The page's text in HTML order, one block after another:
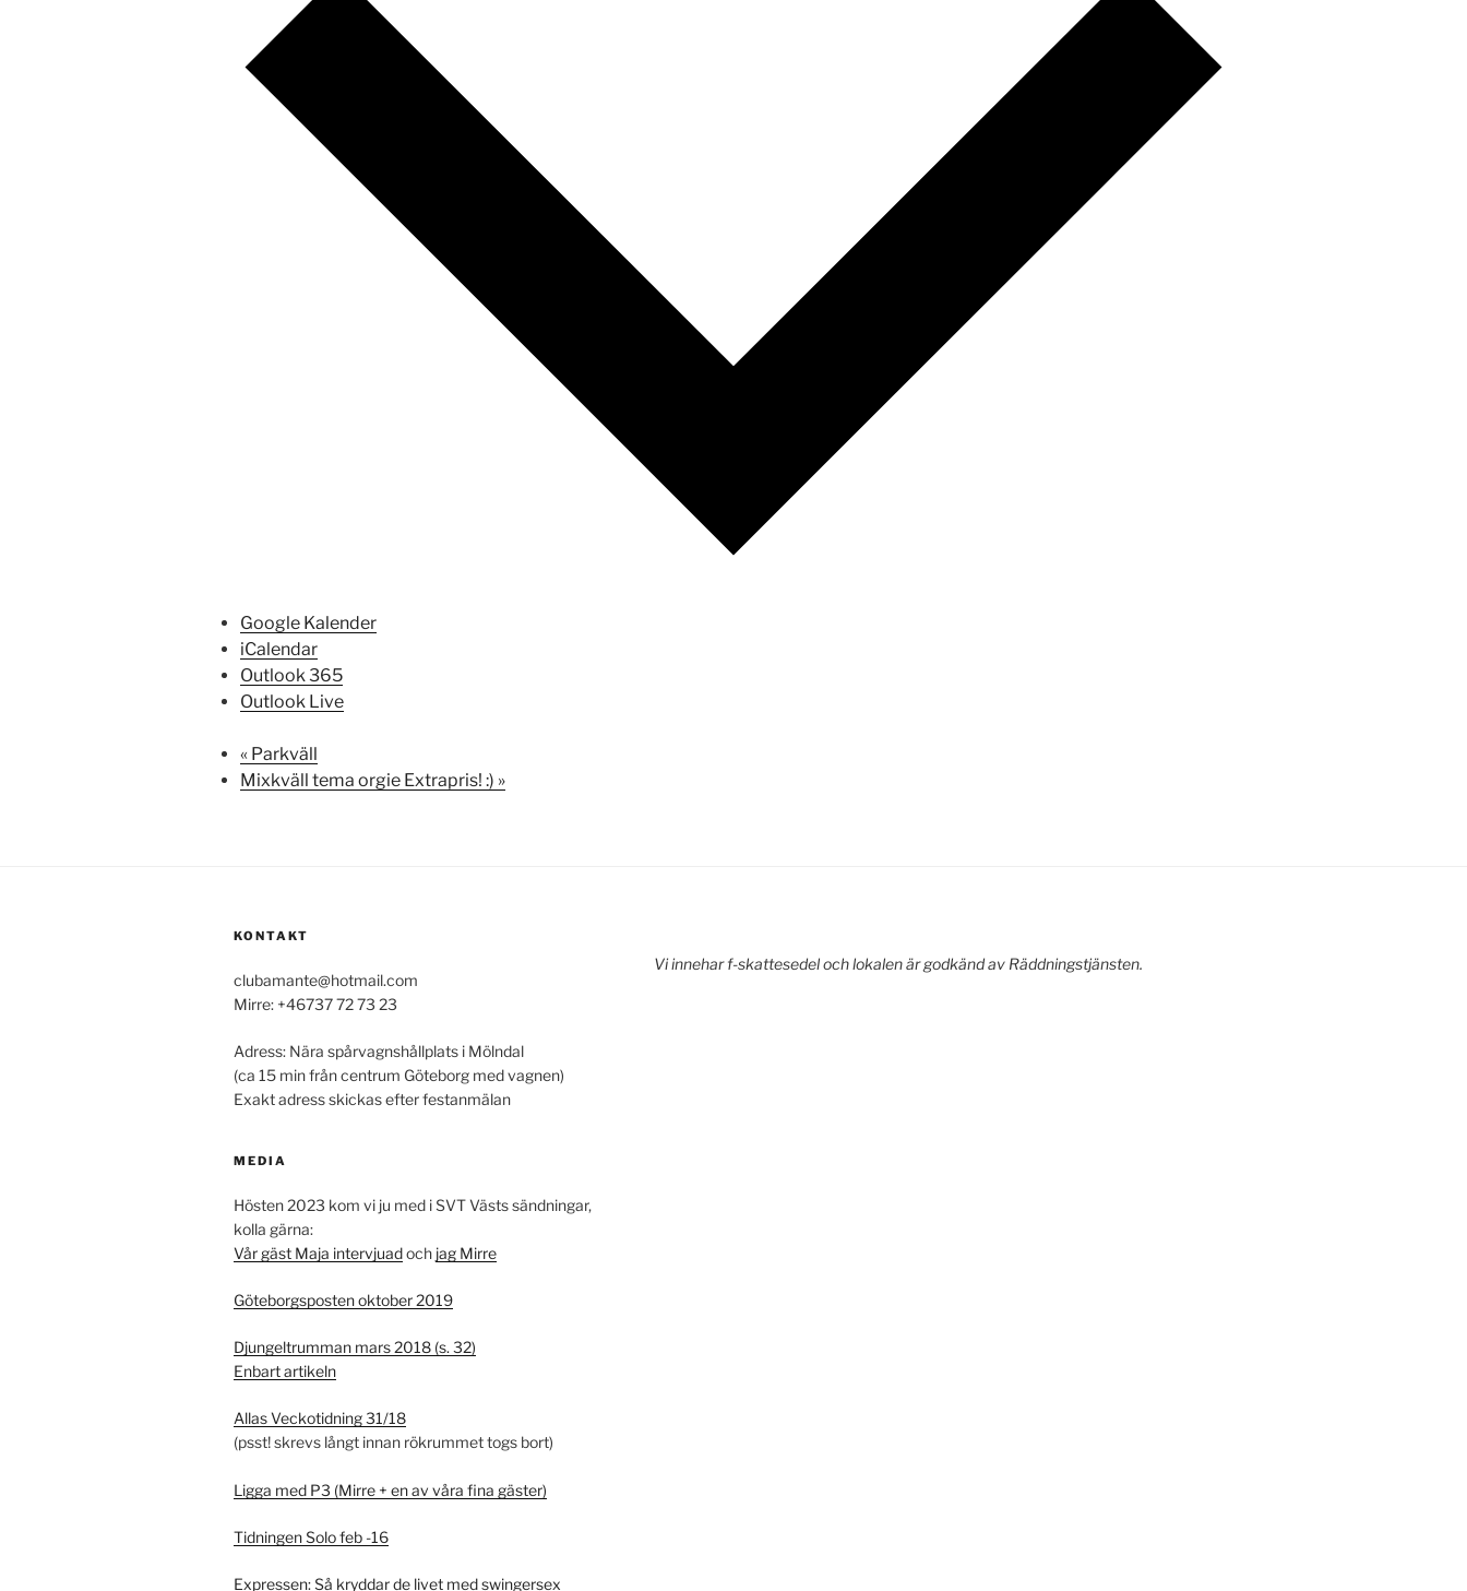
Google Kalender
iCalendar
Outlook 365
Outlook Live
« Parkväll
Mixkväll tema orgie Extrapris! :) »
KONTAKT
clubamante@hotmail.com
Mirre: +46737 72 73 23
Adress: Nära spårvagnshållplats i Mölndal
(ca 15 min från centrum Göteborg med vagnen)
Exakt adress skickas efter festanmälan
MEDIA
Hösten 2023 kom vi ju med i SVT Västs sändningar,
kolla gärna:
Vår gäst Maja intervjuadoch jag Mirre
Göteborgsposten oktober 2019
Djungeltrumman mars 2018 (s. 32)
Enbart artikeln
Allas Veckotidning 31/18
(psst! skrevs långt innan rökrummet togs bort)
Ligga med P3 (Mirre + en av våra fina gäster)
Tidningen Solo feb -16
Expressen: Så kryddar de livet med swingersex
Vi innehar f-skattesedel och lokalen är godkänd av Räddningstjänsten.